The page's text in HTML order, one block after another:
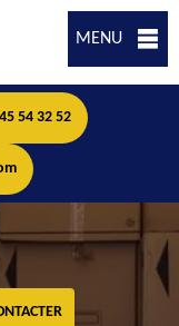
MENU
54 32 52